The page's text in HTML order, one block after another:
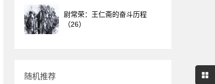
尉常荣：王仁斋的奋斗历程
（26）
随机推荐